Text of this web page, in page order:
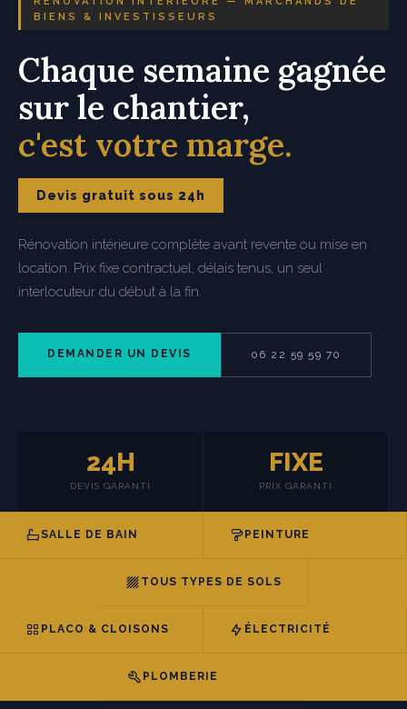
BIENS & INVESTISSEURS
Chaque semaine gagnée
sur le chantier,
c'est votre marge.
Devis gratuit sous 24h
Rénovation intérieure complète avant revente ou mise en
location. Prix fixe contractuel, délais tenus, un seul
interlocuteur du début à la fin.
DEMANDER UN DEVIS 06 22 59 59 70
24H
DEVIS GARANTI
FIXE
PRIX GARANTI
SALLE DE BAIN PEINTURE
TOUS TYPES DE SOLS
PLACO & CLOISONS ÉLECTRICITÉ
PLOMBERIE